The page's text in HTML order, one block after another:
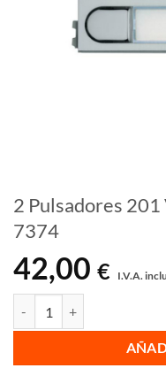
2 Pulsadores
7374
42,00 € I.V.A.